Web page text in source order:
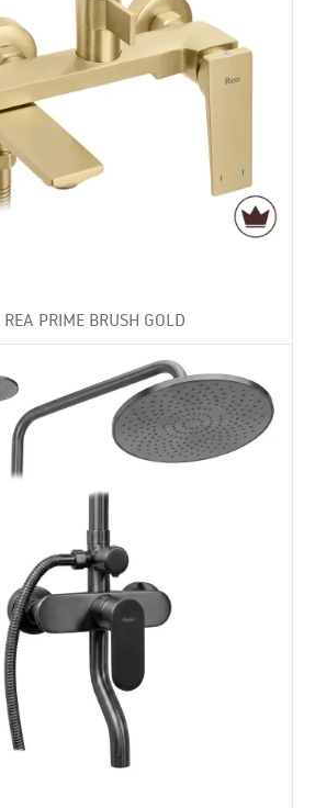
PRIME BRUSH GOLD